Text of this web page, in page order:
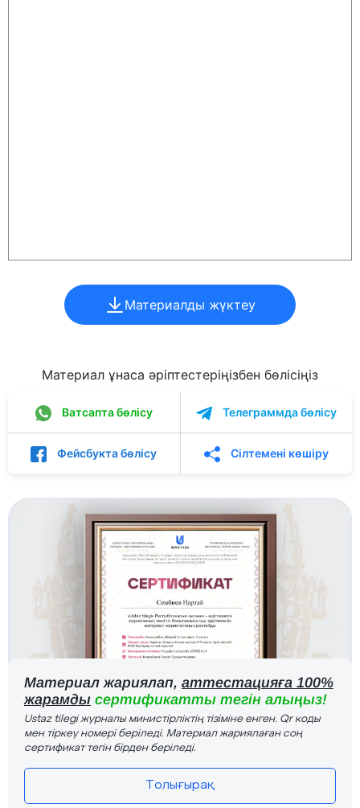
Материалды жүктеу
Материал ұнаса әріптестеріңізбен бөлісіңіз
Ватсапта бөлісу Телеграммда бөлісу
Фейсбукта бөлісу Сілтемені көшіру
Материал жариялап, аттестацияға 100%
жарамды сертификатты тегін алыңыз!
Ustaz tilegi журналы министірліктің тізіміне енген. Qr коды
мен тіркеу номері беріледі. Материал жариялаған соң
сертификат тегін бірден беріледі.
Толығырақ